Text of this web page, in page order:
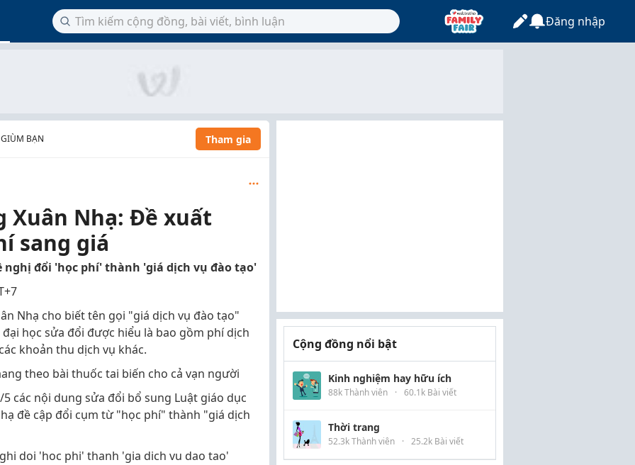
Đăng nhập
BẠN Tham gia
Xuân Nhạ: Đề xuất
sang giá
đổi 'học phí' thành 'giá dịch vụ đào tạo'
Nhạ cho biết tên gọi "giá dịch vụ đào tạo"
học sửa đổi được hiểu là bao gồm phí dịch
khoản thu dịch vụ khác.
theo bài thuốc tai biến cho cả vạn người
các nội dung sửa đổi bổ sung Luật giáo dục
đề cập đổi cụm từ "học phí" thành "giá dịch
doi 'hoc phi' thanh 'gia dich vu dao tao'
Cộng đồng nổi bật
Kinh nghiệm hay hữu ích
88k Thành viên · 60.1k Bài viết
Thời trang
52.3k Thành viên · 25.2k Bài viết